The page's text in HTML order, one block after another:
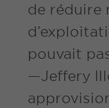
de réduire
pouvait
—Jeffery